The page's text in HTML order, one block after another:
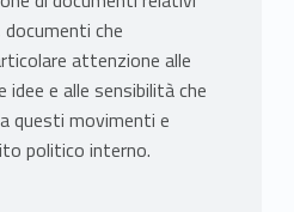
che
attenzione alle
idee e alle sensibilità che
questi movimenti e
politico interno.